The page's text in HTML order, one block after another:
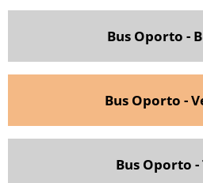
Bus Oporto -
Bus Oporto -
Bus Oporto -